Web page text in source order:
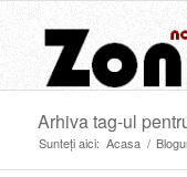
Arhiva tag-ul
Sunteți aici: Acasa /